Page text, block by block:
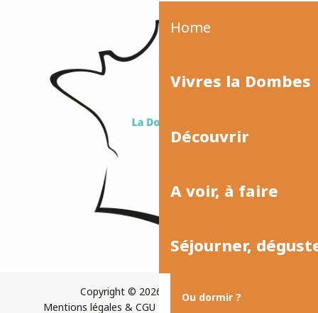
Home
Vivres la Dombes
Découvrir
A voir, à faire
Séjourner,
Ou dormir ?
Copyright © 2026
Plan du site
Mentions légales & CGU